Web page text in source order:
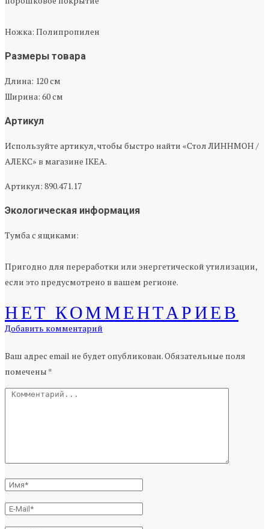
Ножка: Полипропилен
Размеры товара
Длина: 120 см
Ширина: 60 см
Артикул
Используйте артикул, чтобы быстро найти «Стол ЛИННМОН /
АЛЕКС» в магазине IKEA.
Артикул: 890.471.17
Экологическая информация
Тумба с ящиками:
Пригодно для переработки или энергетической утилизации,
если это предусмотрено в вашем регионе.
НЕТ КОММЕНТАРИЕВ
Добавить комментарий
Ваш адрес email не будет опубликован.Обязательные поля
помечены *